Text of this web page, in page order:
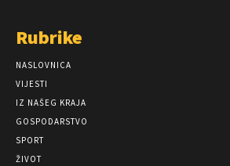
Rubrike
NASLOVNICA
VIJESTI
IZ NAŠEG KRAJA
GOSPODARSTVO
SPORT
ŽIVOT